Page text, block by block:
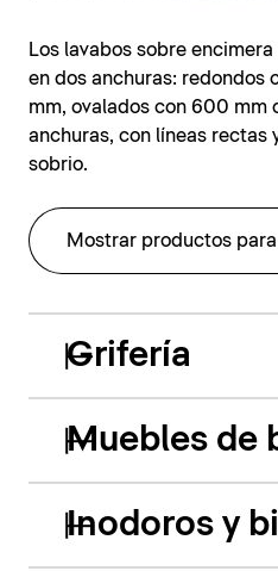
Los lavabos sobre
en dos anchuras: redondos
mm, ovalados con 600 mm
anchuras, con líneas rectas
sobrio.
Mostrar productos
Grifería
Muebles de
Inodoros y